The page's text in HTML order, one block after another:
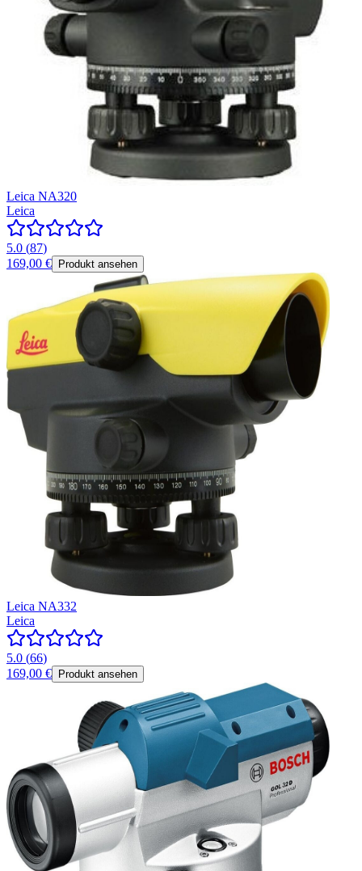
Leica NA320
Leica
5.0 (87)
169,00 €
Produkt ansehen
Leica NA332
Leica
5.0 (66)
169,00 €
Produkt ansehen